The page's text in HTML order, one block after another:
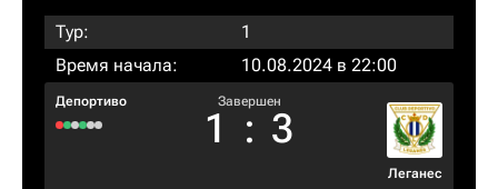
Тур:
1
Время начала:
10.08.2024 в 22:00
Депортиво Завершен
1 : 3
Леганес